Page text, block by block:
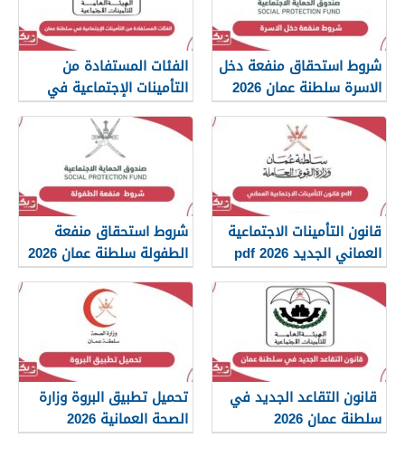
شروط استحقاق منفعة دخل
الاسرة سلطنة عمان 2026
الفئات المستفادة من
التأمينات الإجتماعية في
سلطنة عمان 2026
قانون التأمينات الاجتماعية
العماني الجديد 2026 pdf
شروط استحقاق منفعة
الطفولة سلطنة عمان 2026
قانون التقاعد الجديد في
سلطنة عمان 2026
تحميل تطبيق البروة وزارة
الصحة العمانية 2026